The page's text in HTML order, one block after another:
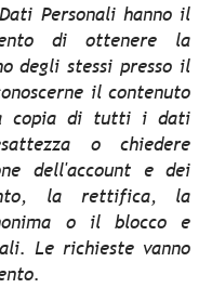
Personali hanno il
di ottenere la
degli stessi presso il
il contenuto
copia di tutti i dati
o chiedere
dell'account e dei
la rettifica, la
o il blocco e
Le richieste vanno